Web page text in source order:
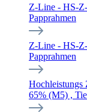
Z-Line - HS-
Papprahmen
Z-Line - HS-
Papprahmen
Hochleistungs
65% (M5) ,